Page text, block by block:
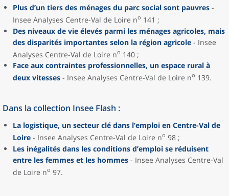
Plus d’un tiers des ménages du parc social sont pauvres -
Insee Analyses Centre-Val de Loire no 141 ;
Des niveaux de vie élevés parmi les ménages agricoles, mais
des disparités importantes selon la région agricole - Insee
Analyses Centre-Val de Loire no 140 ;
Face aux contraintes professionnelles, un espace rural à
deux vitesses - Insee Analyses Centre-Val de Loire no 139.
Dans la collection Insee Flash :
La logistique, un secteur clé dans l’emploi en Centre-Val de
Loire - Insee Analyses Centre-Val de Loire no 98 ;
Les inégalités dans les conditions d’emploi se réduisent
entre les femmes et les hommes - Insee Analyses Centre-Val
de Loire no 97.